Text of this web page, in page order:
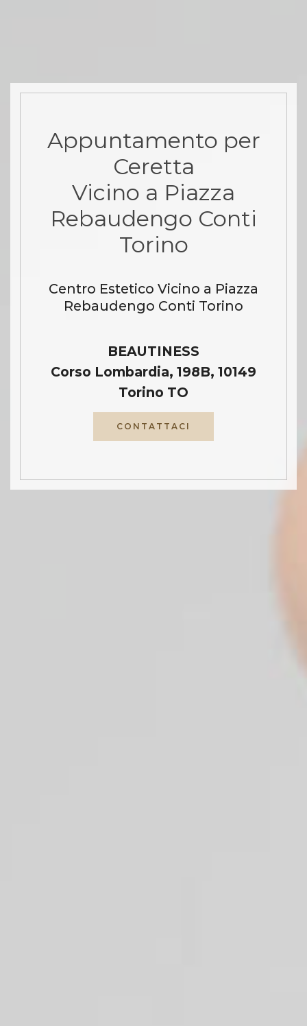
Appuntamento per
Ceretta
Vicino a Piazza
Rebaudengo Conti
Torino
Centro Estetico Vicino a Piazza
Rebaudengo Conti Torino
BEAUTINESS
Corso Lombardia, 198B, 10149
Torino TO
CONTATTACI